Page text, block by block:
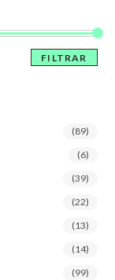
FILTRAR
(89)
(6)
(39)
(22)
(13)
(14)
(99)